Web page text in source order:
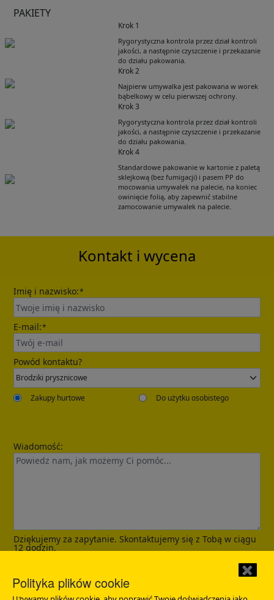
PAKIETY
Krok 1
Rygorystyczna kontrola przez dział kontroli
jakości, a następnie czyszczenie i przekazanie
do działu pakowania.
Krok 2
Najpierw umywalka jest pakowana w worek
bąbelkowy w celu pierwszej ochrony.
Krok 3
Rygorystyczna kontrola przez dział kontroli
jakości, a następnie czyszczenie i przekazanie
do działu pakowania.
Krok 4
Standardowe pakowanie w kartonie z paletą
sklejkową (bez fumigacji) i pasem PP do
mocowania umywalek na palecie, na koniec
owinięcie folią, aby zapewnić stabilne
zamocowanie umywalek na palecie.
Get Catalogue
Please leave your contact information,the
catalogue will be sent to your mailbox
Send
Kontakt i wycena
Imię i nazwisko:*
E-mail:*
Powód kontaktu?
Zakupy hurtowe Do użytku osobistego
Wiadomość:
Dziękujemy za zapytanie. Skontaktujemy się z Tobą w ciągu
12 godzin.
✖
Polityka plików cookie